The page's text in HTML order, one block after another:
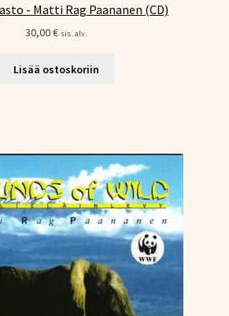
- Matti Rag Paananen (CD)
30,00€ sis. alv.
Lisää ostoskoriin